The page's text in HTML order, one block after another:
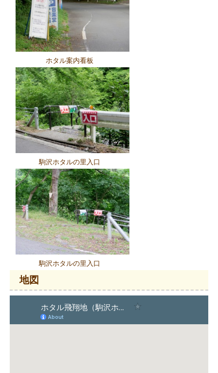
ホタル案内看板
駒沢ホタルの里入口
駒沢ホタルの里入口
地図